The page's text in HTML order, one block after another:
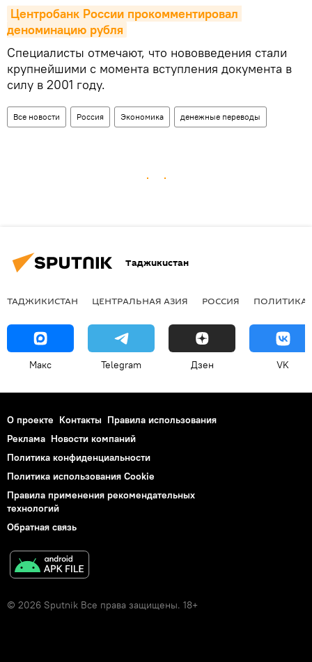
Центробанк России прокомментировал
деноминацию рубля
Специалисты отмечают, что нововведения стали
крупнейшими с момента вступления документа в
силу в 2001 году.
Все новости Россия Экономика денежные переводы
Таджикистан
ТАДЖИКИСТАН ЦЕНТРАЛЬНАЯ АЗИЯ РОССИЯ ПОЛИТИКА
Макс Telegram Дзен VK
О проекте Контакты Правила использования
Реклама Новости компаний
Политика конфиденциальности
Политика использования Cookie
Правила применения рекомендательных
технологий
Обратная связь
© 2026 Sputnik Все права защищены. 18+